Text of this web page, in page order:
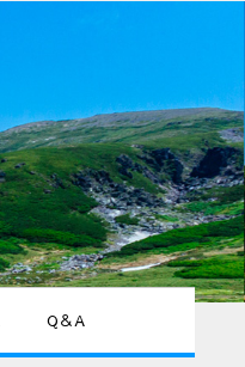
Q＆A